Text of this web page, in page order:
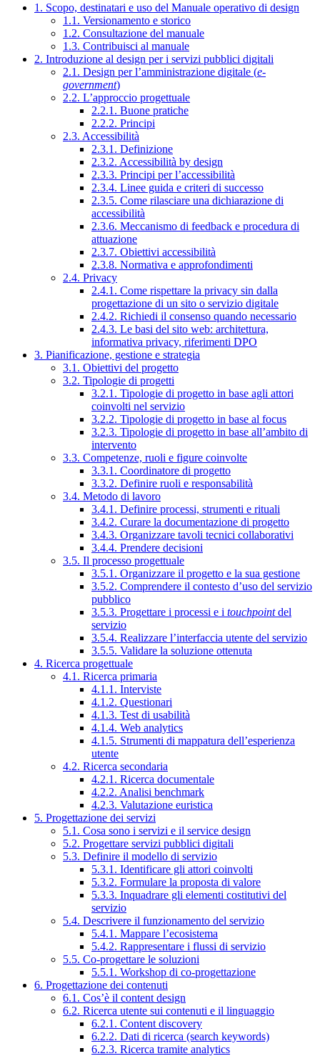
1. Scopo, destinatari e uso del Manuale operativo di design
1.1. Versionamento e storico
1.2. Consultazione del manuale
1.3. Contribuisci al manuale
2. Introduzione al design per i servizi pubblici digitali
2.1. Design per l’amministrazione digitale (e-
government)
2.2. L’approccio progettuale
2.2.1. Buone pratiche
2.2.2. Principi
2.3. Accessibilità
2.3.1. Definizione
2.3.2. Accessibilità by design
2.3.3. Principi per l’accessibilità
2.3.4. Linee guida e criteri di successo
2.3.5. Come rilasciare una dichiarazione di
accessibilità
2.3.6. Meccanismo di feedback e procedura di
attuazione
2.3.7. Obiettivi accessibilità
2.3.8. Normativa e approfondimenti
2.4. Privacy
2.4.1. Come rispettare la privacy sin dalla
progettazione di un sito o servizio digitale
2.4.2. Richiedi il consenso quando necessario
2.4.3. Le basi del sito web: architettura,
informativa privacy, riferimenti DPO
3. Pianificazione, gestione e strategia
3.1. Obiettivi del progetto
3.2. Tipologie di progetti
3.2.1. Tipologie di progetto in base agli attori
coinvolti nel servizio
3.2.2. Tipologie di progetto in base al focus
3.2.3. Tipologie di progetto in base all’ambito di
intervento
3.3. Competenze, ruoli e figure coinvolte
3.3.1. Coordinatore di progetto
3.3.2. Definire ruoli e responsabilità
3.4. Metodo di lavoro
3.4.1. Definire processi, strumenti e rituali
3.4.2. Curare la documentazione di progetto
3.4.3. Organizzare tavoli tecnici collaborativi
3.4.4. Prendere decisioni
3.5. Il processo progettuale
3.5.1. Organizzare il progetto e la sua gestione
3.5.2. Comprendere il contesto d’uso del servizio
pubblico
3.5.3. Progettare i processi e i touchpointdel
servizio
3.5.4. Realizzare l’interfaccia utente del servizio
3.5.5. Validare la soluzione ottenuta
4. Ricerca progettuale
4.1. Ricerca primaria
4.1.1. Interviste
4.1.2. Questionari
4.1.3. Test di usabilità
4.1.4. Web analytics
4.1.5. Strumenti di mappatura dell’esperienza
utente
4.2. Ricerca secondaria
4.2.1. Ricerca documentale
4.2.2. Analisi benchmark
4.2.3. Valutazione euristica
5. Progettazione dei servizi
5.1. Cosa sono i servizi e il service design
5.2. Progettare servizi pubblici digitali
5.3. Definire il modello di servizio
5.3.1. Identificare gli attori coinvolti
5.3.2. Formulare la proposta di valore
5.3.3. Inquadrare gli elementi costitutivi del
servizio
5.4. Descrivere il funzionamento del servizio
5.4.1. Mappare l’ecosistema
5.4.2. Rappresentare i flussi di servizio
5.5. Co-progettare le soluzioni
5.5.1. Workshop di co-progettazione
6. Progettazione dei contenuti
6.1. Cos’è il content design
6.2. Ricerca utente sui contenuti e il linguaggio
6.2.1. Content discovery
6.2.2. Dati di ricerca (search keywords)
6.2.3. Ricerca tramite analytics